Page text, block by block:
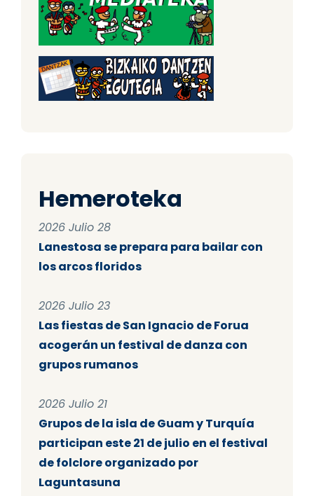
Hemeroteka
2026 Julio 28
Lanestosa se prepara para bailar con
los arcos floridos
2026 Julio 23
Las fiestas de San Ignacio de Forua
acogerán un festival de danza con
grupos rumanos
2026 Julio 21
Grupos de la isla de Guam y Turquía
participan este 21 de julio en el festival
de folclore organizado por
Laguntasuna